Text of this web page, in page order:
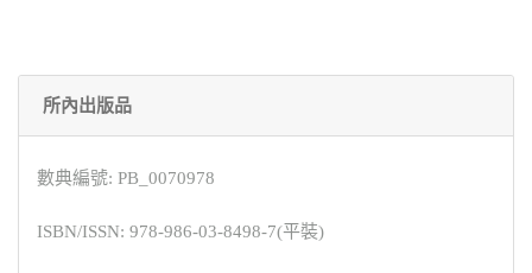
所內出版品
數典編號: PB_0070978
ISBN/ISSN: 978-986-03-8498-7(平裝)